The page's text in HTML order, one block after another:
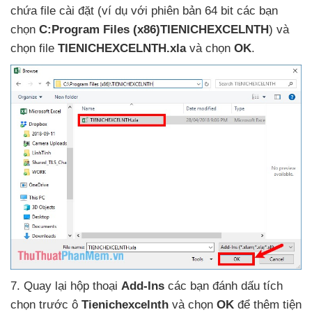
chứa file cài đặt (ví dụ với phiên bản 64 bit các bạn
chọn C:Program Files (x86)TIENICHEXCELNTH) và
chọn file TIENICHEXCELNTH.xla và chọn OK.
7. Quay lại hộp thoại Add-Ins các bạn đánh dấu tích
chọn trước ô Tienichexcelnth và chọn OK để thêm tiện